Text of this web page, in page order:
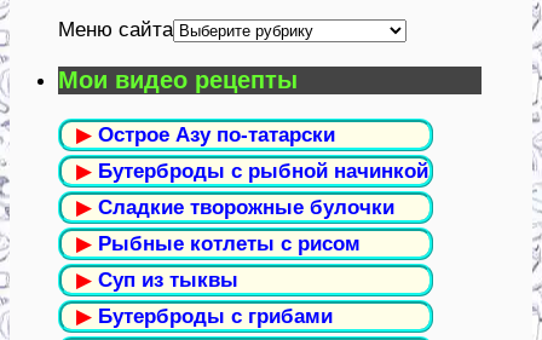
Меню сайта
Мои видео рецепты
▶ Острое Азу по-татарски
▶ Бутерброды с рыбной начинкой
▶ Сладкие творожные булочки
▶ Рыбные котлеты с рисом
▶ Суп из тыквы
▶ Бутерброды с грибами